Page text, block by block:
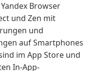
Browser
und Zen mit
und
auf Smartphones
im App Store und
In-App-